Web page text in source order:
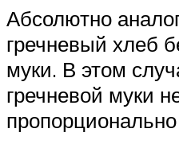
Абсолютно
гречневый хлеб
муки. В этом
гречневой муки